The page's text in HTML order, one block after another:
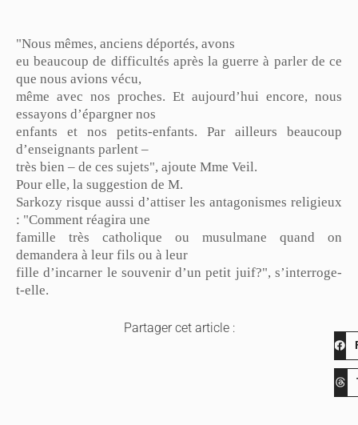
"Nous mêmes, anciens déportés, avons
eu beaucoup de difficultés après la guerre à parler de ce
que nous avions vécu,
même avec nos proches. Et aujourd’hui encore, nous
essayons d’épargner nos
enfants et nos petits-enfants. Par ailleurs beaucoup
d’enseignants parlent –
très bien – de ces sujets", ajoute Mme Veil.
Pour elle, la suggestion de M.
Sarkozy risque aussi d’attiser les antagonismes religieux
: "Comment réagira une
famille très catholique ou musulmane quand on
demandera à leur fils ou à leur
fille d’incarner le souvenir d’un petit juif?", s’interroge-
t-elle.
Partager cet article :